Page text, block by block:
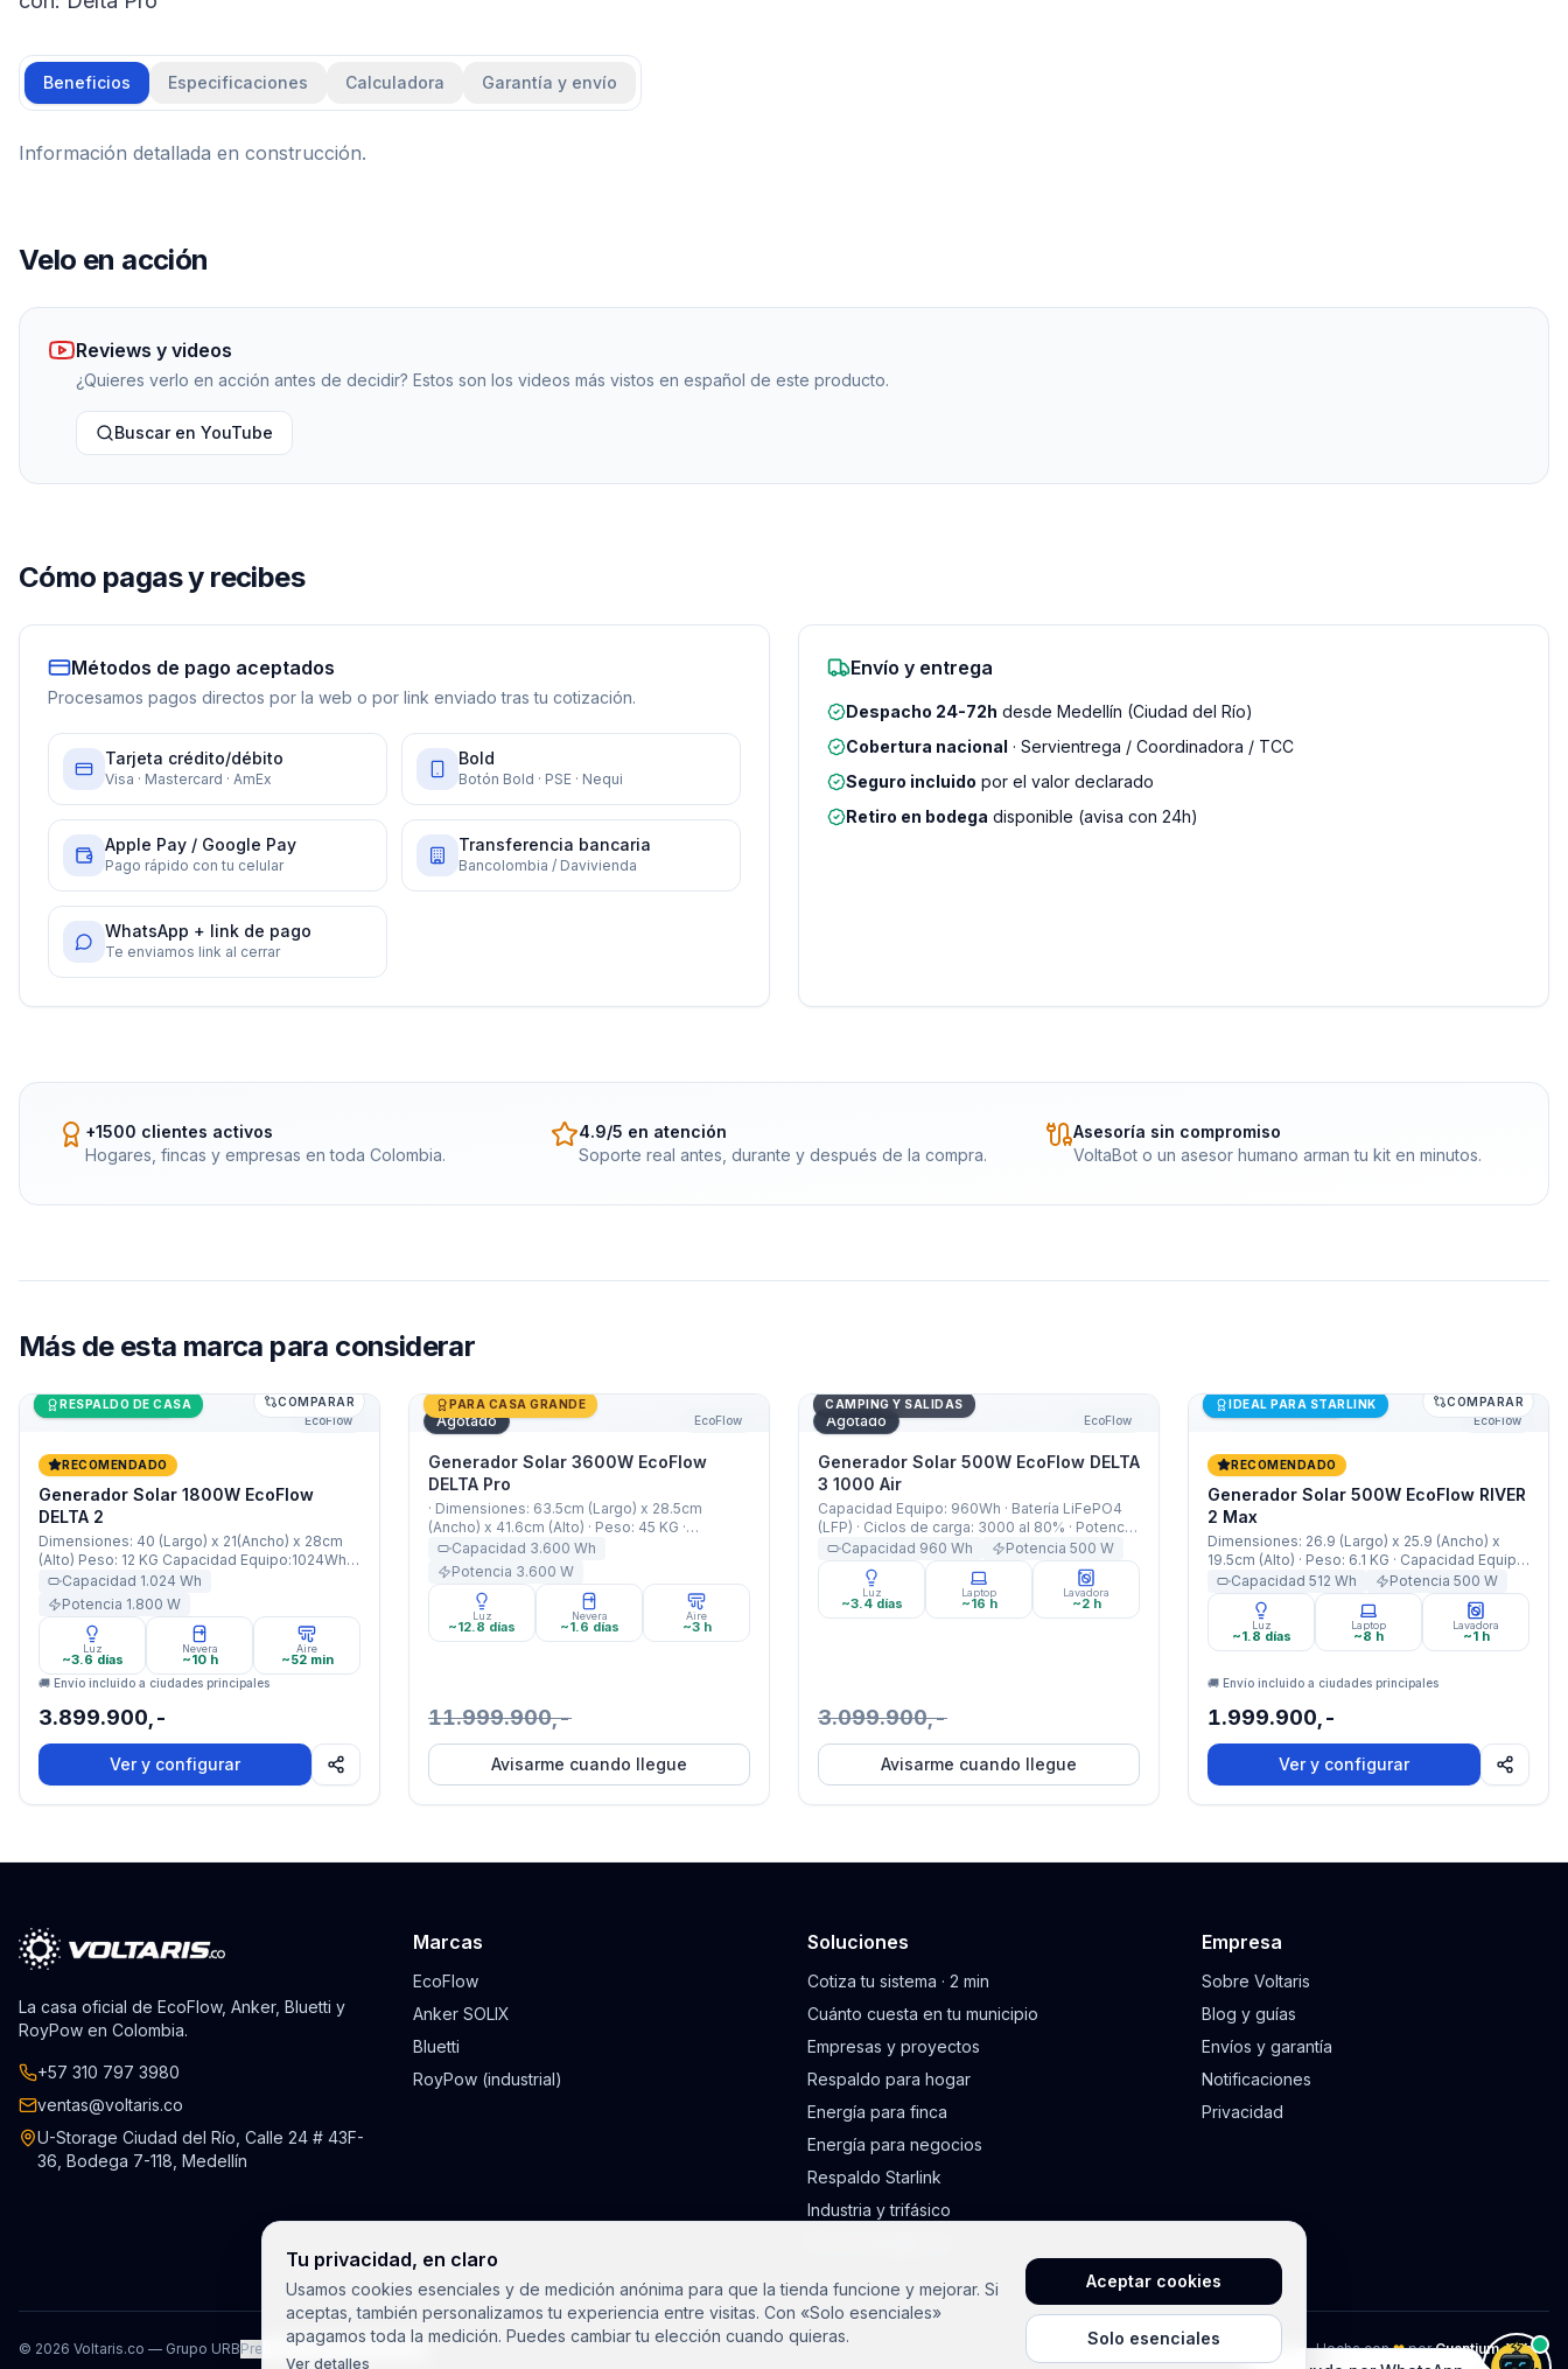
Beneficios Especificaciones Calculadora Garantía y envío
Información detallada en construcción.
Velo en acción
Reviews y videos
¿Quieres verlo en acción antes de decidir? Estos son los videos más vistos en español de este producto.
Buscar en YouTube
Cómo pagas y recibes
Métodos de pago aceptados
Procesamos pagos directos por la web o por link enviado tras tu cotización.
Tarjeta crédito/débito
Visa · Mastercard · AmEx
Bold
Botón Bold · PSE · Nequi
Apple Pay / Google Pay
Pago rápido con tu celular
Transferencia bancaria
Bancolombia / Davivienda
WhatsApp + link de pago
Te enviamos link al cerrar
Envío y entrega
Despacho 24-72h desde Medellín (Ciudad del Río)
Cobertura nacional · Servientrega / Coordinadora / TCC
Seguro incluido por el valor declarado
Retiro en bodega disponible (avisa con 24h)
+1500 clientes activos
Hogares, fincas y empresas en toda Colombia.
4.9/5 en atención
Soporte real antes, durante y después de la compra.
Asesoría sin compromiso
VoltaBot o un asesor humano arman tu kit en minutos.
Más de esta marca para considerar
Generador Solar 1800W EcoFlow DELTA 2
EcoFlow
Últimas unidades
RESPALDO DE CASA COMPARAR
RECOMENDADO
Generador Solar 1800W EcoFlow
DELTA 2
Dimensiones: 40 (Largo) x 21(Ancho) x 28cm
(Alto) Peso: 12 KG Capacidad Equipo:1024Wh
Capacidad Batería: 47600mAh (85Ah / 51,2V)
Potencia: 1800W Nominal / 2200W X-Boost
Garantía: 5 Años · · ·
Capacidad 1.024 Wh
Potencia 1.800 W
Luz
~3.6 días
Nevera
~10 h
Aire
~52 min
🚚 Envío incluido a ciudades principales
3.899.900,-
Ver y configurar
Generador Solar 3600W EcoFlow DELTA Pro
Agotado EcoFlow
PARA CASA GRANDE
Generador Solar 3600W EcoFlow
DELTA Pro
· Dimensiones: 63.5cm (Largo) x 28.5cm
(Ancho) x 41.6cm (Alto) · Peso: 45 KG ·
Capacidad Equipo: 3600Wh · Capacidad
Batería: 75000mAh (3600Wh / 48V) · Potencia:
3600W Nominal 4500W X-Boost · Garantía:
5 Años ·
Capacidad 3.600 Wh
Potencia 3.600 W
Luz
~12.8 días
Nevera
~1.6 días
Aire
~3 h
11.999.900,-
Avisarme cuando llegue
Generador Solar 500W EcoFlow DELTA 3 1000 Air
Agotado EcoFlow
CAMPING Y SALIDAS
Generador Solar 500W EcoFlow DELTA
3 1000 Air
Capacidad Equipo: 960Wh · Batería LiFePO4
(LFP) · Ciclos de carga: 3000 al 80% · Potencia:
500W Nominal, Surge 1000W, X-Boost 800W ·
Salidas USB-A 12W y USB-C 18W · Peso: 9.9
KG · Garantía: 5 Años
Capacidad 960 Wh Potencia 500 W
Luz
~3.4 días
Laptop
~16 h
Lavadora
~2 h
3.099.900,-
Avisarme cuando llegue
Generador Solar 500W EcoFlow RIVER 2
EcoFlow
Últimas unidades
IDEAL PARA STARLINK COMPARAR
RECOMENDADO
Generador Solar 500W EcoFlow RIVER
2 Max
Dimensiones: 26.9 (Largo) x 25.9 (Ancho) x
19.5cm (Alto) · Peso: 6.1 KG · Capacidad Equipo:
512Wh · Capacidad Batería: 20000mAh
(512Wh/25,6V) · ​​Ciclos d​​e carga: 3000 ciclos
de carga y descarga al 80% · Potencia: 500W
Nominal 1000W X-Boost · Garantía:3 Años ·
Capacidad 512 Wh Potencia 500 W
Luz
~1.8 días
Laptop
~8 h
Lavadora
~1 h
🚚 Envío incluido a ciudades principales
1.999.900,-
Ver y configurar
La casa oficial de EcoFlow, Anker, Bluetti y
RoyPow en Colombia.
+57 310 797 3980
ventas@voltaris.co
U-Storage Ciudad del Río, Calle 24 # 43F-
36, Bodega 7-118, Medellín
Marcas
EcoFlow
Anker SOLIX
Bluetti
RoyPow (industrial)
Soluciones
Cotiza tu sistema · 2 min
Cuánto cuesta en tu municipio
Empresas y proyectos
Respaldo para hogar
Energía para finca
Energía para negocios
Respaldo Starlink
Industria y trifásico
Empresa
Sobre Voltaris
Blog y guías
Envíos y garantía
Notificaciones
Privacidad
© 2026 Voltaris.co — Grupo URBPreferencias de privacidad Hecha con❤por Cuantium-Wibi ™
Tu privacidad, en claro
Usamos cookies esenciales y de medición anónima para que la tienda funcione y mejorar. Si
aceptas, también personalizamos tu experiencia entre visitas. Con «Solo esenciales»
apagamos toda la medición. Puedes cambiar tu elección cuando quieras.
Ver detalles
Aceptar cookies
Solo esenciales